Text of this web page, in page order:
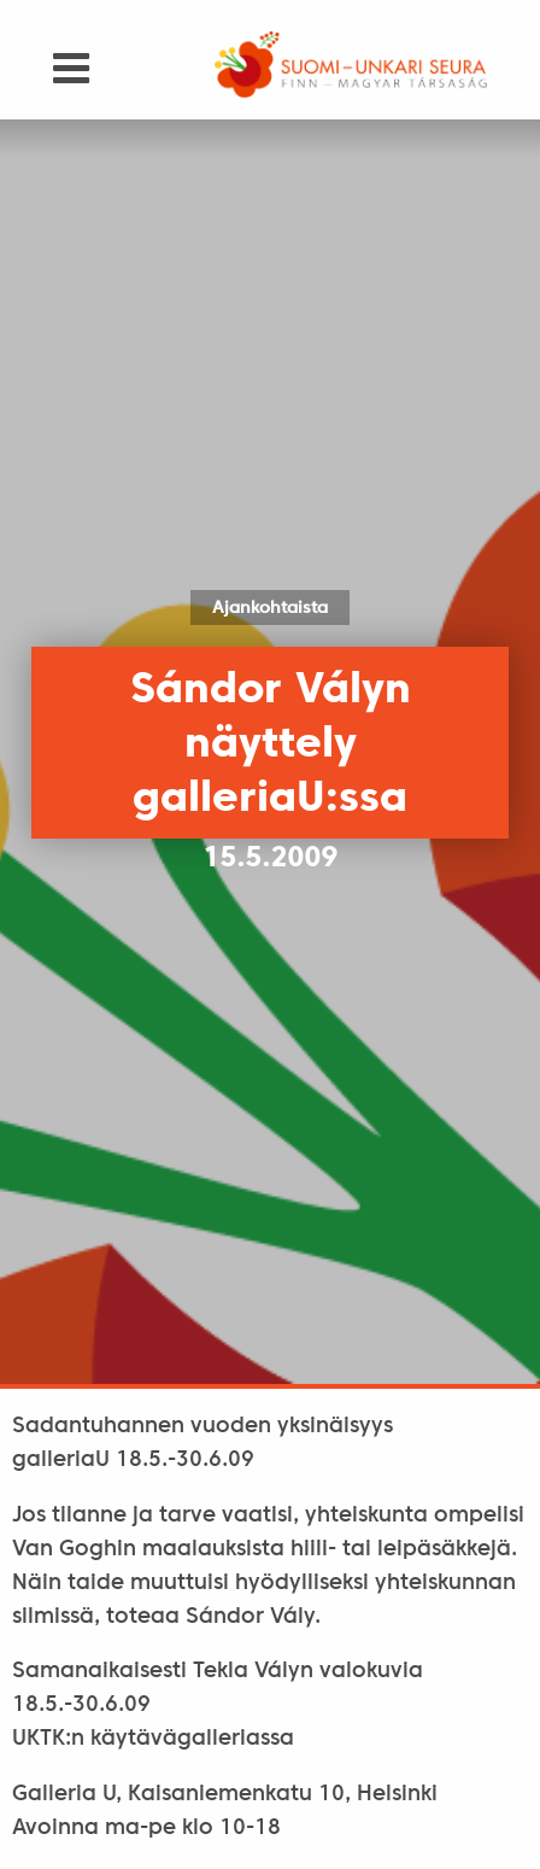
Ajankohtaista
Sándor Vályn
näyttely
galleriaU:ssa
15.5.2009
Sadantuhannen vuoden yksinäisyys
galleriaU 18.5.-30.6.09
Jos tilanne ja tarve vaatisi, yhteiskunta ompelisi
Van Goghin maalauksista hiili- tai leipäsäkkejä.
Näin taide muuttuisi hyödylliseksi yhteiskunnan
silmissä, toteaa Sándor Vály.
Samanaikaisesti Tekla Vályn valokuvia
18.5.-30.6.09
UKTK:n käytävägalleriassa
Galleria U, Kaisaniemenkatu 10, Helsinki
Avoinna ma-pe klo 10-18